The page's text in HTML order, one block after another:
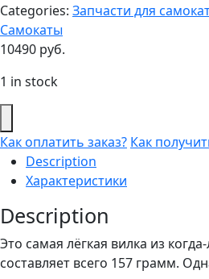
Categories: Запчасти для
Самокаты
10490 руб.
1 in stock
Как оплатить заказ? Как
Description
Характеристики
Description
Это самая лёгкая вилка из
составляет всего 157 грамм.